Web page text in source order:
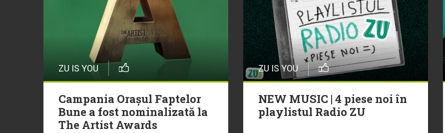
ZU IS YOU
Campania Orașul Faptelor
Bune a fost nominalizată la
The Artist Awards
ZU IS YOU
NEW MUSIC | 4 piese noi în
playlistul Radio ZU